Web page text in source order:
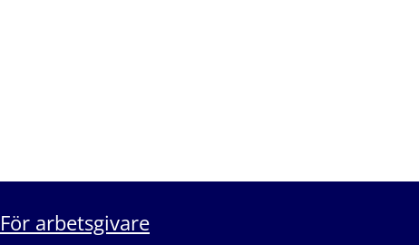
För arbetsgivare